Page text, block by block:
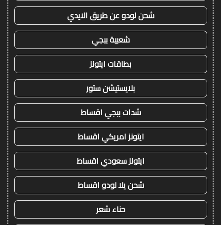
شحن لودو عن طريق الايدي
شعبية ببجي
بطاقات ايتونز
بلايستيشن ستور
شدات ببجي اقساط
ايتونز امريكي اقساط
ايتونز سعودي اقساط
شحن يلا لودو اقساط
حناء شعر